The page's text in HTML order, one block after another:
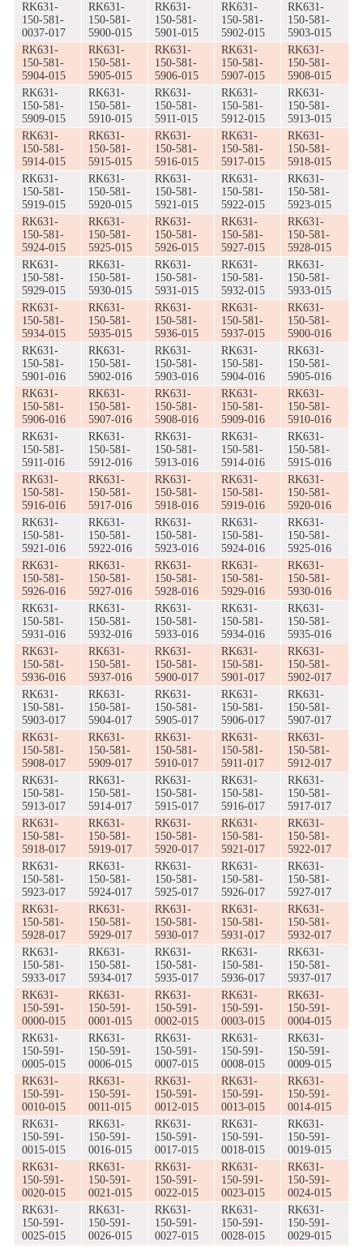
RK631-
150-581-
0037-017
RK631-
150-581-
5900-015
RK631-
150-581-
5901-015
RK631-
150-581-
5902-015
RK631-
150-581-
5903-015
RK631-
150-581-
5904-015
RK631-
150-581-
5905-015
RK631-
150-581-
5906-015
RK631-
150-581-
5907-015
RK631-
150-581-
5908-015
RK631-
150-581-
5909-015
RK631-
150-581-
5910-015
RK631-
150-581-
5911-015
RK631-
150-581-
5912-015
RK631-
150-581-
5913-015
RK631-
150-581-
5914-015
RK631-
150-581-
5915-015
RK631-
150-581-
5916-015
RK631-
150-581-
5917-015
RK631-
150-581-
5918-015
RK631-
150-581-
5919-015
RK631-
150-581-
5920-015
RK631-
150-581-
5921-015
RK631-
150-581-
5922-015
RK631-
150-581-
5923-015
RK631-
150-581-
5924-015
RK631-
150-581-
5925-015
RK631-
150-581-
5926-015
RK631-
150-581-
5927-015
RK631-
150-581-
5928-015
RK631-
150-581-
5929-015
RK631-
150-581-
5930-015
RK631-
150-581-
5931-015
RK631-
150-581-
5932-015
RK631-
150-581-
5933-015
RK631-
150-581-
5934-015
RK631-
150-581-
5935-015
RK631-
150-581-
5936-015
RK631-
150-581-
5937-015
RK631-
150-581-
5900-016
RK631-
150-581-
5901-016
RK631-
150-581-
5902-016
RK631-
150-581-
5903-016
RK631-
150-581-
5904-016
RK631-
150-581-
5905-016
RK631-
150-581-
5906-016
RK631-
150-581-
5907-016
RK631-
150-581-
5908-016
RK631-
150-581-
5909-016
RK631-
150-581-
5910-016
RK631-
150-581-
5911-016
RK631-
150-581-
5912-016
RK631-
150-581-
5913-016
RK631-
150-581-
5914-016
RK631-
150-581-
5915-016
RK631-
150-581-
5916-016
RK631-
150-581-
5917-016
RK631-
150-581-
5918-016
RK631-
150-581-
5919-016
RK631-
150-581-
5920-016
RK631-
150-581-
5921-016
RK631-
150-581-
5922-016
RK631-
150-581-
5923-016
RK631-
150-581-
5924-016
RK631-
150-581-
5925-016
RK631-
150-581-
5926-016
RK631-
150-581-
5927-016
RK631-
150-581-
5928-016
RK631-
150-581-
5929-016
RK631-
150-581-
5930-016
RK631-
150-581-
5931-016
RK631-
150-581-
5932-016
RK631-
150-581-
5933-016
RK631-
150-581-
5934-016
RK631-
150-581-
5935-016
RK631-
150-581-
5936-016
RK631-
150-581-
5937-016
RK631-
150-581-
5900-017
RK631-
150-581-
5901-017
RK631-
150-581-
5902-017
RK631-
150-581-
5903-017
RK631-
150-581-
5904-017
RK631-
150-581-
5905-017
RK631-
150-581-
5906-017
RK631-
150-581-
5907-017
RK631-
150-581-
5908-017
RK631-
150-581-
5909-017
RK631-
150-581-
5910-017
RK631-
150-581-
5911-017
RK631-
150-581-
5912-017
RK631-
150-581-
5913-017
RK631-
150-581-
5914-017
RK631-
150-581-
5915-017
RK631-
150-581-
5916-017
RK631-
150-581-
5917-017
RK631-
150-581-
5918-017
RK631-
150-581-
5919-017
RK631-
150-581-
5920-017
RK631-
150-581-
5921-017
RK631-
150-581-
5922-017
RK631-
150-581-
5923-017
RK631-
150-581-
5924-017
RK631-
150-581-
5925-017
RK631-
150-581-
5926-017
RK631-
150-581-
5927-017
RK631-
150-581-
5928-017
RK631-
150-581-
5929-017
RK631-
150-581-
5930-017
RK631-
150-581-
5931-017
RK631-
150-581-
5932-017
RK631-
150-581-
5933-017
RK631-
150-581-
5934-017
RK631-
150-581-
5935-017
RK631-
150-581-
5936-017
RK631-
150-581-
5937-017
RK631-
150-591-
0000-015
RK631-
150-591-
0001-015
RK631-
150-591-
0002-015
RK631-
150-591-
0003-015
RK631-
150-591-
0004-015
RK631-
150-591-
0005-015
RK631-
150-591-
0006-015
RK631-
150-591-
0007-015
RK631-
150-591-
0008-015
RK631-
150-591-
0009-015
RK631-
150-591-
0010-015
RK631-
150-591-
0011-015
RK631-
150-591-
0012-015
RK631-
150-591-
0013-015
RK631-
150-591-
0014-015
RK631-
150-591-
0015-015
RK631-
150-591-
0016-015
RK631-
150-591-
0017-015
RK631-
150-591-
0018-015
RK631-
150-591-
0019-015
RK631-
150-591-
0020-015
RK631-
150-591-
0021-015
RK631-
150-591-
0022-015
RK631-
150-591-
0023-015
RK631-
150-591-
0024-015
RK631-
150-591-
0025-015
RK631-
150-591-
0026-015
RK631-
150-591-
0027-015
RK631-
150-591-
0028-015
RK631-
150-591-
0029-015